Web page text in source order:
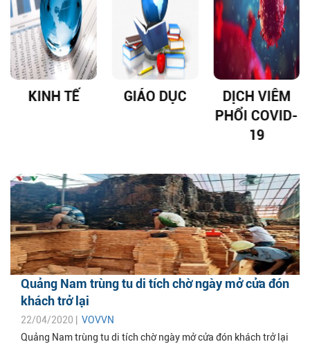
KINH TẾ GIÁO DỤC
DỊCH VIÊM
PHỔI COVID-
19
Quảng Nam trùng tu di tích chờ ngày mở cửa đón
khách trở lại
22/04/2020 | VOVVN
Quảng Nam trùng tu di tích chờ ngày mở cửa đón khách trở lại